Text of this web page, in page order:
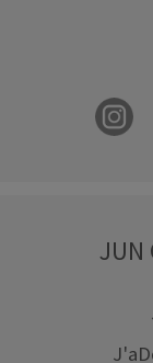
JUN